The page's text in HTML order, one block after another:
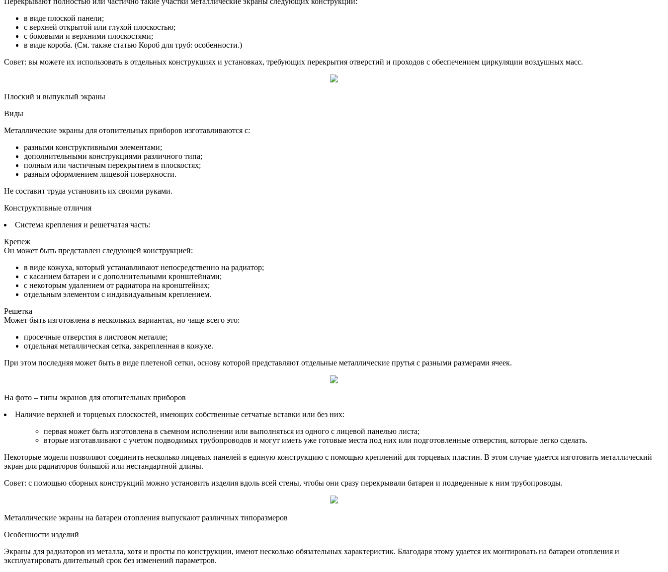
в виде плоской панели;
с верхней открытой или глухой плоскостью;
с боковыми и верхними плоскостями;
в виде короба. (См. также статью Короб для труб: особенности.)
Совет: вы можете их использовать в отдельных конструкциях и установках, требующих перекрытия отверстий и проходов с обеспечением циркуляции воздушных масс.
Плоский и выпуклый экраны
Виды
Металлические экраны для отопительных приборов изготавливаются с:
разными конструктивными элементами;
дополнительными конструкциями различного типа;
полным или частичным перекрытием в плоскостях;
разным оформлением лицевой поверхности.
Не составит труда установить их своими руками.
Конструктивные отличия
Система крепления и решетчатая часть:
Крепеж
Он может быть представлен следующей конструкцией:
в виде кожуха, который устанавливают непосредственно на радиатор;
с касанием батареи и с дополнительными кронштейнами;
с некоторым удалением от радиатора на кронштейнах;
отдельным элементом с индивидуальным креплением.
Решетка
Может быть изготовлена в нескольких вариантах, но чаще всего это:
просечные отверстия в листовом металле;
отдельная металлическая сетка, закрепленная в кожухе.
При этом последняя может быть в виде плетеной сетки, основу которой представляют отдельные металлические прутья с разными размерами ячеек.
На фото – типы экранов для отопительных приборов
Наличие верхней и торцевых плоскостей, имеющих собственные сетчатые вставки или без них:
первая может быть изготовлена в съемном исполнении или выполняться из одного с лицевой панелью листа;
вторые изготавливают с учетом подводимых трубопроводов и могут иметь уже готовые места под них или подготовленные отверстия, которые легко сделать.
Некоторые модели позволяют соединить несколько лицевых панелей в единую конструкцию с помощью креплений для торцевых пластин. В этом случае удается изготовить металлический
экран для радиаторов большой или нестандартной длины.
Совет: с помощью сборных конструкций можно установить изделия вдоль всей стены, чтобы они сразу перекрывали батареи и подведенные к ним трубопроводы.
Металлические экраны на батареи отопления выпускают различных типоразмеров
Особенности изделий
Экраны для радиаторов из металла, хотя и просты по конструкции, имеют несколько обязательных характеристик. Благодаря этому удается их монтировать на батареи отопления и
эксплуатировать длительный срок без изменений параметров.